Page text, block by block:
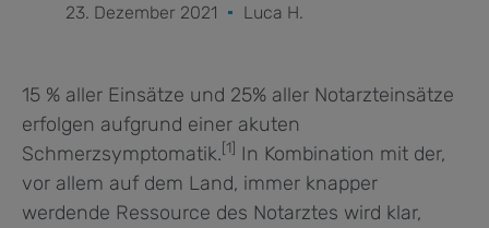
23. Dezember 2021 Luca H.
15 % aller Einsätze und 25% aller Notarzteinsätze
erfolgen aufgrund einer akuten
Schmerzsymptomatik.[1] In Kombination mit der,
vor allem auf dem Land, immer knapper
werdende Ressource des Notarztes wird klar,